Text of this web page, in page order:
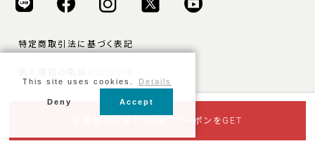
新規会員登録で5％オフクーポンをGET
特定商取引法に基づく表記
ご利用規約
This site uses cookies. Details
Deny Accept